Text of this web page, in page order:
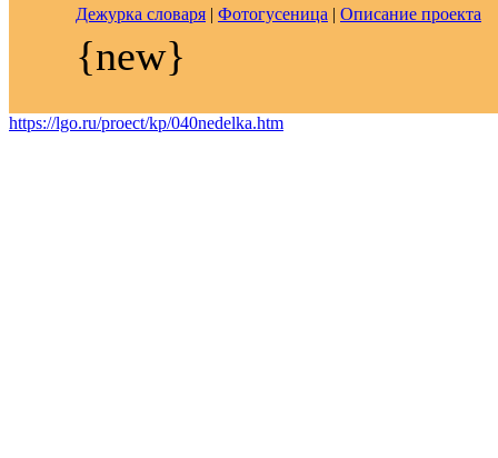
Дежурка словаря | Фотогусеница | Описание проекта
{new}
https://lgo.ru/proect/kp/040nedelka.htm